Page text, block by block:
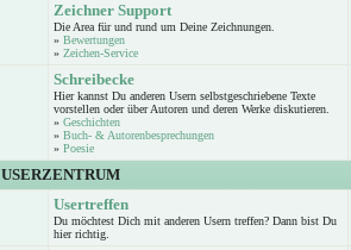
Zeichner Support
Die Area für und rund um Deine Zeichnungen.
» Bewertungen
» Zeichen-Service
Schreibecke
Hier kannst Du anderen Usern selbstgeschriebene Texte
vorstellen oder über Autoren und deren Werke diskutieren.
» Geschichten
» Buch- & Autorenbesprechungen
» Poesie
USERZENTRUM
Usertreffen
Du möchtest Dich mit anderen Usern treffen? Dann bist Du
hier richtig.